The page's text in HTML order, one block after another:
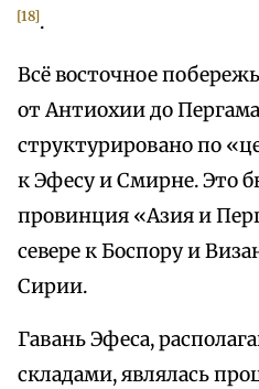
[18].
Всё восточное
от Антиохии до
структурировано по
к Эфесу и Смирне. Это
провинция «Азия и
севере к Боспору и
Сирии.
Гавань Эфеса,
складами, являлась